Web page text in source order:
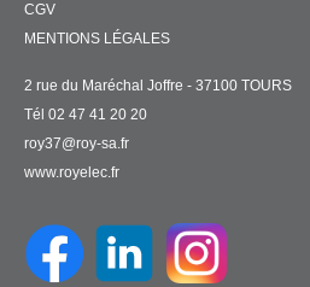
CGV
MENTIONS LÉGALES
2 rue du Maréchal Joffre - 37100 TOURS
Tél 02 47 41 20 20
roy37@roy-sa.fr
www.royelec.fr